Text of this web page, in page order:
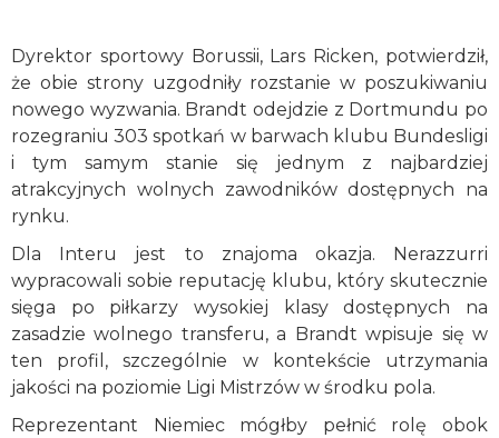
Dyrektor sportowy Borussii, Lars Ricken, potwierdził,
że obie strony uzgodniły rozstanie w poszukiwaniu
nowego wyzwania. Brandt odejdzie z Dortmundu po
rozegraniu 303 spotkań w barwach klubu Bundesligi
i tym samym stanie się jednym z najbardziej
atrakcyjnych wolnych zawodników dostępnych na
rynku.
Dla Interu jest to znajoma okazja. Nerazzurri
wypracowali sobie reputację klubu, który skutecznie
sięga po piłkarzy wysokiej klasy dostępnych na
zasadzie wolnego transferu, a Brandt wpisuje się w
ten profil, szczególnie w kontekście utrzymania
jakości na poziomie Ligi Mistrzów w środku pola.
Reprezentant Niemiec mógłby pełnić rolę obok